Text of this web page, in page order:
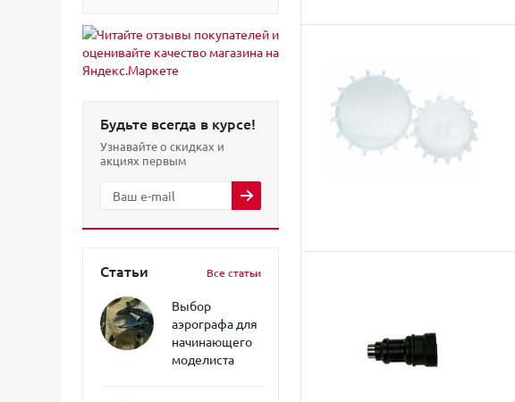
Будьте всегда в курсе!
Узнавайте о скидках и
акциях первым
Статьи Все статьи
Выбор
аэрографа для
начинающего
моделиста